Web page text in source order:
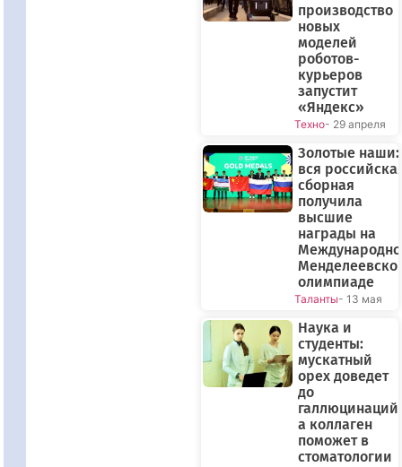
производство
новых
моделей
роботов-
курьеров
запустит
«Яндекс»
Техно- 29 апреля
Золотые наши:
вся
сборная
получила
высшие
награды на
олимпиаде
Таланты- 13 мая
Наука и
студенты:
мускатный
орех доведет
до
галлюцинаций,
а коллаген
поможет в
стоматологии